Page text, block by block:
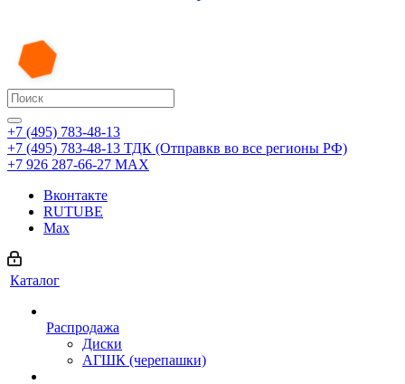
+7 (495) 783-48-13
+7 (495) 783-48-13 ТДК (Отправкв во все регионы РФ)
+7 926 287-66-27 МАХ
Вконтакте
RUTUBE
Max
Каталог
Распродажа
Диски
АГШК (черепашки)